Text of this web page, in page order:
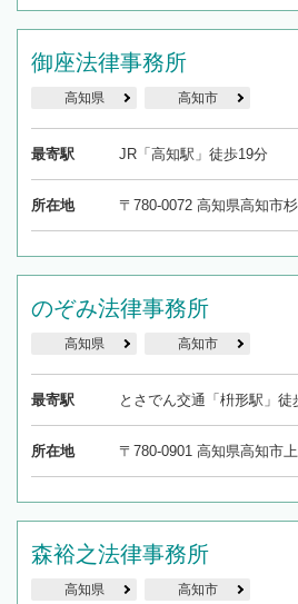
御座法律事務所
高知県 高知市
最寄駅 JR「高知駅」徒歩19分
所在地 〒780-0072 高知県高知市
のぞみ法律事務所
高知県 高知市
最寄駅 とさでん交通「枡形駅」徒
所在地 〒780-0901 高知県高知市
森裕之法律事務所
高知県 高知市